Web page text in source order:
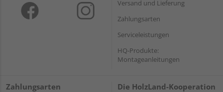
Versand und Lieferung
Zahlungsarten
Serviceleistungen
HQ-Produkte:
Montageanleitungen
Zahlungsarten Die HolzLand-Kooperation